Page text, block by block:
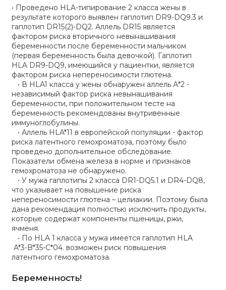
• Проведено HLA-типирование 2 класса жены в
результате которого выявлен гаплотип DR9-DQ9.3 и
гаплотип DR15(2)-DQ2. Аллель DR15 является
фактором риска вторичного невынашивания
беременности после беременности мальчиком
(первая беременность была девочкой). Гаплотип
HLA DR9-DQ9, имеющийся у пациентки, является
фактором риска непереносимости глютена.
• В HLA1 класса у жены обнаружен аллель А*2 -
независимый фактор риска невынашивания
беременности, при положительном тесте на
беременность рекомендованы внутривенные
иммуноглобулины.
• Аллель HLA*11 в европейской популяции - фактор
риска латентного гемохроматоза, поэтому было
проведено дополнительное обследование.
Показатели обмена железа в норме и признаков
гемохроматоза не обнаружено.
• У мужа гаплотипы 2 класса DR1-DQ5.1 и DR4-DQ8,
что указывает на повышение риска
непереносимости глютена – целиакии. Поэтому была
дана рекомендация полностью исключить продукты,
которые содержат компоненты пшеницы, ржи,
ячменя.
• По HLA 1 класса у мужа имеется гаплотип HLA
A*3-B*35-С*04. возможен риск повышения
латентного гемохроматоза.
Беременность!